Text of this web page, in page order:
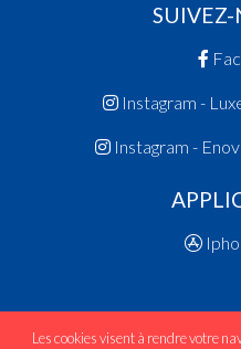
SUIVEZ-
Instagram -
Instagram -
Les cookies visent à rendre votre